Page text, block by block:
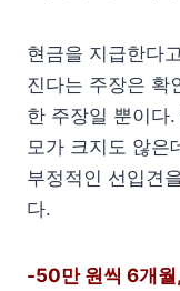
현금을 지급한다
진다는 주장은 확
한 주장일 뿐이다
모가 크지도 않은
부정적인 선입견
다.
-50만 원씩 6개월